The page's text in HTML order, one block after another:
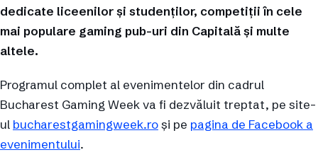
dedicate liceenilor și studenților, competițiiîn cele
mai populare gaming pub-uri din Capitală și multe
altele.
Programul complet al evenimentelor din cadrul
Bucharest Gaming Week va fi dezvăluit treptat, pe site-
ul bucharestgamingweek.roși pe pagina de Facebook a
evenimentului.